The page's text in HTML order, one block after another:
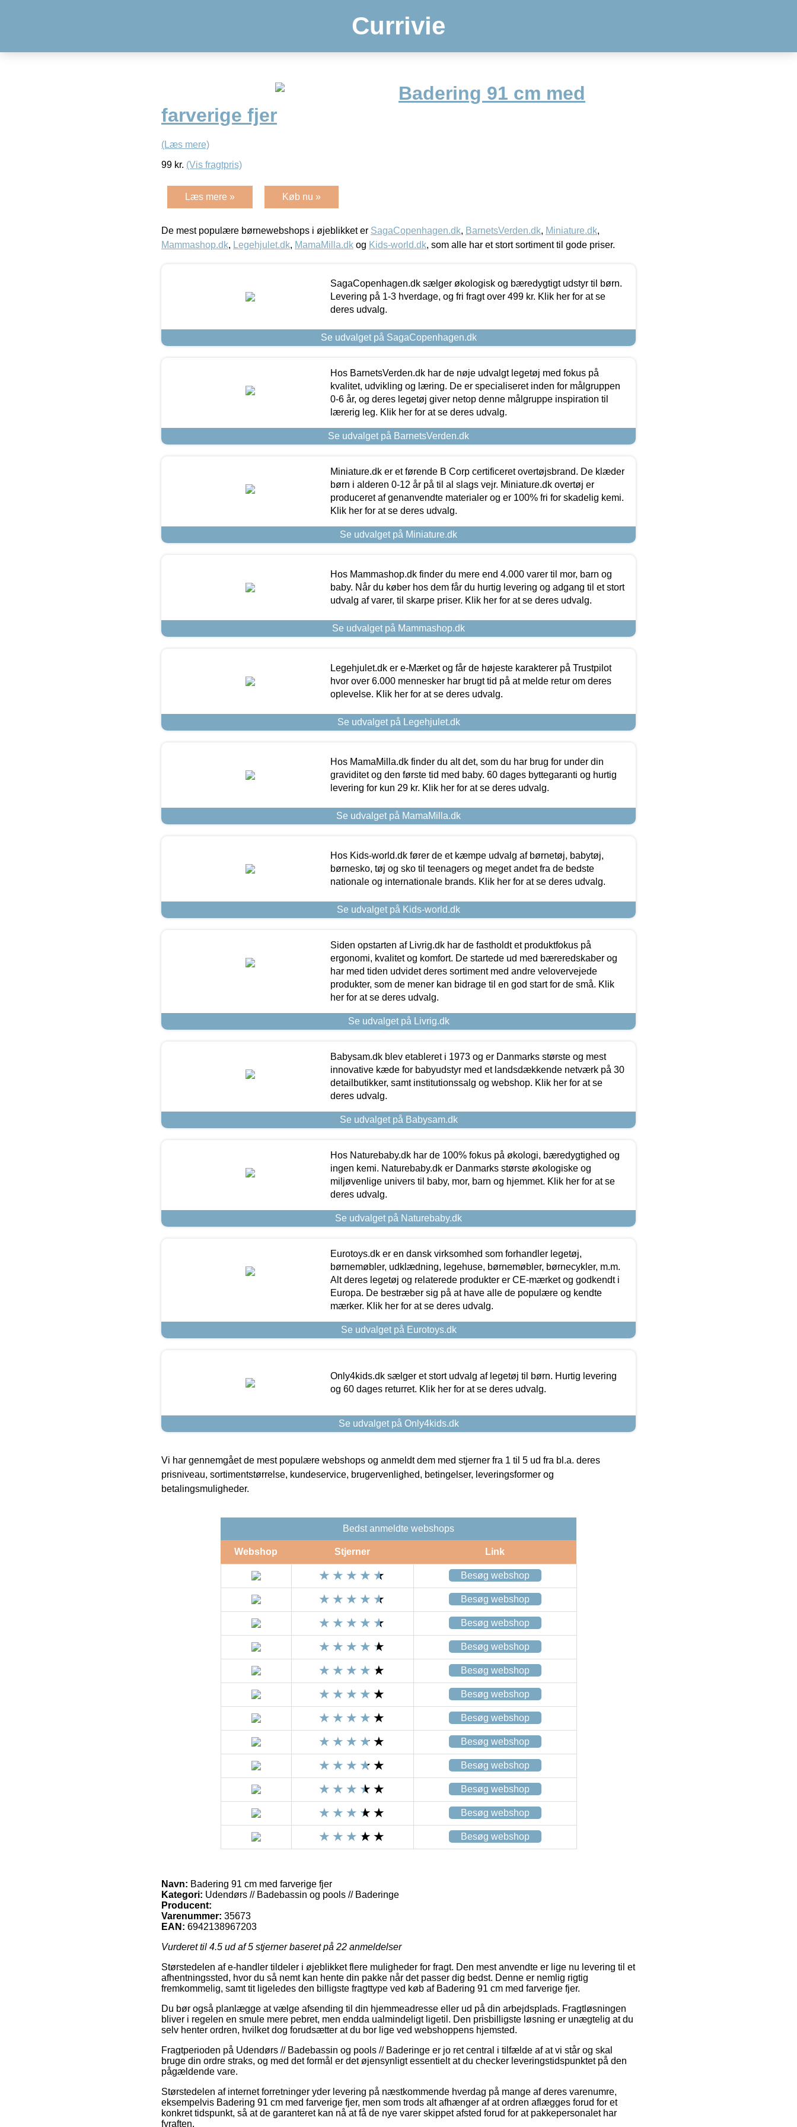
Currivie
Badering 91 cm med
farverige fjer
(Læs mere)
99 kr. (Vis fragtpris)
Læs mere » Køb nu »
De mest populære børnewebshops i øjeblikket er SagaCopenhagen.dk, BarnetsVerden.dk, Miniature.dk,
Mammashop.dk, Legehjulet.dk, MamaMilla.dk og Kids-world.dk, som alle har et stort sortiment til gode priser.
SagaCopenhagen.dk sælger økologisk og bæredygtigt udstyr til børn.
Levering på 1-3 hverdage, og fri fragt over 499 kr. Klik her for at se
deres udvalg.
Se udvalget på SagaCopenhagen.dk
Hos BarnetsVerden.dk har de nøje udvalgt legetøj med fokus på
kvalitet, udvikling og læring. De er specialiseret inden for målgruppen
0-6 år, og deres legetøj giver netop denne målgruppe inspiration til
lærerig leg. Klik her for at se deres udvalg.
Se udvalget på BarnetsVerden.dk
Miniature.dk er et førende B Corp certificeret overtøjsbrand. De klæder
børn i alderen 0-12 år på til al slags vejr. Miniature.dk overtøj er
produceret af genanvendte materialer og er 100% fri for skadelig kemi.
Klik her for at se deres udvalg.
Se udvalget på Miniature.dk
Hos Mammashop.dk finder du mere end 4.000 varer til mor, barn og
baby. Når du køber hos dem får du hurtig levering og adgang til et stort
udvalg af varer, til skarpe priser. Klik her for at se deres udvalg.
Se udvalget på Mammashop.dk
Legehjulet.dk er e-Mærket og får de højeste karakterer på Trustpilot
hvor over 6.000 mennesker har brugt tid på at melde retur om deres
oplevelse. Klik her for at se deres udvalg.
Se udvalget på Legehjulet.dk
Hos MamaMilla.dk finder du alt det, som du har brug for under din
graviditet og den første tid med baby. 60 dages byttegaranti og hurtig
levering for kun 29 kr. Klik her for at se deres udvalg.
Se udvalget på MamaMilla.dk
Hos Kids-world.dk fører de et kæmpe udvalg af børnetøj, babytøj,
børnesko, tøj og sko til teenagers og meget andet fra de bedste
nationale og internationale brands. Klik her for at se deres udvalg.
Se udvalget på Kids-world.dk
Siden opstarten af Livrig.dk har de fastholdt et produktfokus på
ergonomi, kvalitet og komfort. De startede ud med bæreredskaber og
har med tiden udvidet deres sortiment med andre velovervejede
produkter, som de mener kan bidrage til en god start for de små. Klik
her for at se deres udvalg.
Se udvalget på Livrig.dk
Babysam.dk blev etableret i 1973 og er Danmarks største og mest
innovative kæde for babyudstyr med et landsdækkende netværk på 30
detailbutikker, samt institutionssalg og webshop. Klik her for at se
deres udvalg.
Se udvalget på Babysam.dk
Hos Naturebaby.dk har de 100% fokus på økologi, bæredygtighed og
ingen kemi. Naturebaby.dk er Danmarks største økologiske og
miljøvenlige univers til baby, mor, barn og hjemmet. Klik her for at se
deres udvalg.
Se udvalget på Naturebaby.dk
Eurotoys.dk er en dansk virksomhed som forhandler legetøj,
børnemøbler, udklædning, legehuse, børnemøbler, børnecykler, m.m.
Alt deres legetøj og relaterede produkter er CE-mærket og godkendt i
Europa. De bestræber sig på at have alle de populære og kendte
mærker. Klik her for at se deres udvalg.
Se udvalget på Eurotoys.dk
Only4kids.dk sælger et stort udvalg af legetøj til børn. Hurtig levering
og 60 dages returret. Klik her for at se deres udvalg.
Se udvalget på Only4kids.dk
Vi har gennemgået de mest populære webshops og anmeldt dem med stjerner fra 1 til 5 ud fra bl.a. deres
prisniveau, sortimentstørrelse, kundeservice, brugervenlighed, betingelser, leveringsformer og
betalingsmuligheder.
Bedst anmeldte webshops
Webshop Stjerner Link
Besøg webshop
Besøg webshop
Besøg webshop
Besøg webshop
Besøg webshop
Besøg webshop
Besøg webshop
Besøg webshop
Besøg webshop
Besøg webshop
Besøg webshop
Besøg webshop
Navn: Badering 91 cm med farverige fjer
Kategori: Udendørs // Badebassin og pools // Baderinge
Producent:
Varenummer: 35673
EAN: 6942138967203
Vurderet til 4.5 ud af 5 stjerner baseret på 22 anmeldelser
Størstedelen af e-handler tildeler i øjeblikket flere muligheder for fragt. Den mest anvendte er lige nu levering til et
afhentningssted, hvor du så nemt kan hente din pakke når det passer dig bedst. Denne er nemlig rigtig
fremkommelig, samt tit ligeledes den billigste fragttype ved køb af Badering 91 cm med farverige fjer.
Du bør også planlægge at vælge afsending til din hjemmeadresse eller ud på din arbejdsplads. Fragtløsningen
bliver i regelen en smule mere pebret, men endda ualmindeligt ligetil. Den prisbilligste løsning er unægtelig at du
selv henter ordren, hvilket dog forudsætter at du bor lige ved webshoppens hjemsted.
Fragtperioden på Udendørs // Badebassin og pools // Baderinge er jo ret central i tilfælde af at vi står og skal
bruge din ordre straks, og med det formål er det øjensynligt essentielt at du checker leveringstidspunktet på den
pågældende vare.
Størstedelen af internet forretninger yder levering på næstkommende hverdag på mange af deres varenumre,
eksempelvis Badering 91 cm med farverige fjer, men som trods alt afhænger af at ordren aflægges forud for et
konkret tidspunkt, så at de garanteret kan nå at få de nye varer skippet afsted forud for at pakkepersonalet har
fyraften.